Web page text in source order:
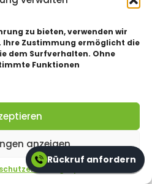
zu bieten, verwenden wir
Ihre Zustimmung ermöglicht die
dem Surfverhalten. Ohne
Funktionen
anzeigen
Rückruf anfordern